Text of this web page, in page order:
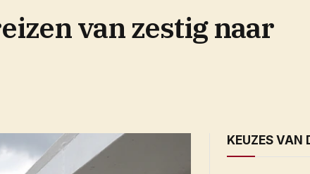
van zestig naar
KEUZES VAN